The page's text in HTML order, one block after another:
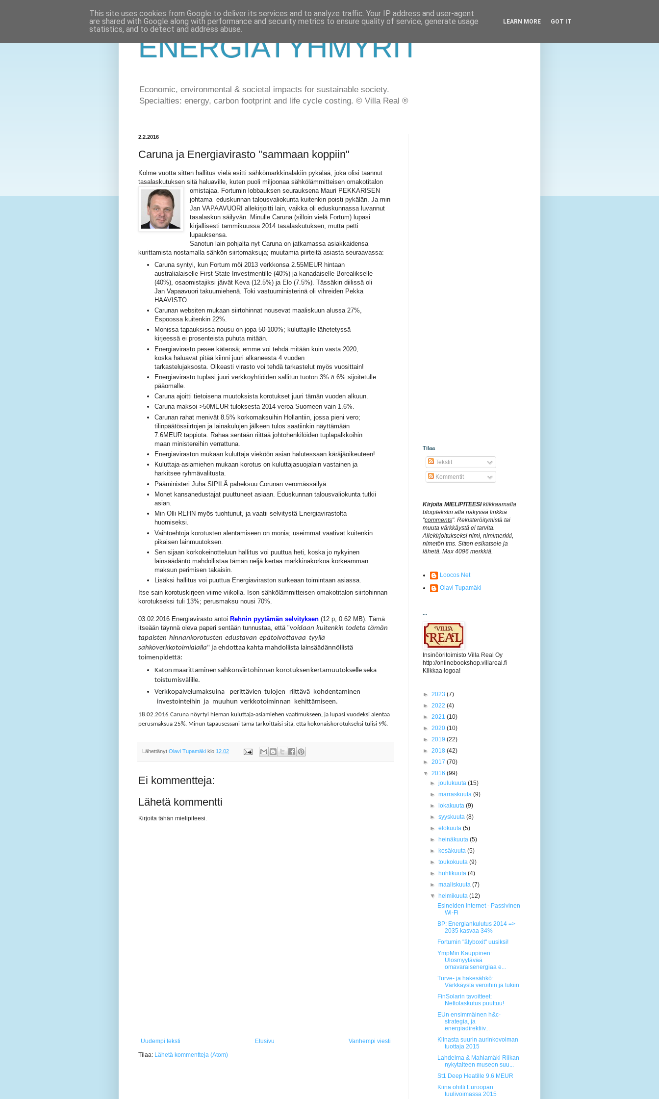
ENERGIATYHMYRIT
Economic, environmental & societal impacts for sustainable society.
Specialties: energy, carbon footprint and life cycle costing. © Villa Real ®
2.2.2016
Caruna ja Energiavirasto "sammaan koppiin"
Kolme vuotta sitten hallitus vielä esitti sähkömarkkinalakiin pykälää, joka olisi taannut
tasalaskutuksen sitä haluaville, kuten puoli miljoonaa sähkölämmitteisen omakotitalon
omistajaa. Fortumin lobbauksen seurauksena Mauri PEKKARISEN
johtama eduskunnan talousvaliokunta kuitenkin poisti pykälän. Ja min
Jan VAPAAVUORI allekirjoitti lain, vaikka oli eduskunnassa luvannut
tasalaskun säilyvän. Minulle Caruna (silloin vielä Fortum) lupasi
kirjallisesti tammikuussa 2014 tasalaskutuksen, mutta petti
lupauksensa.
Sanotun lain pohjalta nyt Caruna on jatkamassa asiakkaidensa
kurittamista nostamalla sähkön siirtomaksuja; muutamia piirteitä asiasta seuraavassa:
Caruna syntyi, kun Fortum möi 2013 verkkonsa 2.55MEUR hintaan
australialaiselle First State Investmentille (40%) ja kanadaiselle Borealikselle
(40%), osaomistajiksi jäivät Keva (12.5%) ja Elo (7.5%). Tässäkin diilissä oli
Jan Vapaavuori takuumiehenä. Toki vastuuministerinä oli vihreiden Pekka
HAAVISTO.
Carunan websiten mukaan siirtohinnat nousevat maaliskuun alussa 27%,
Espoossa kuitenkin 22%.
Monissa tapauksissa nousu on jopa 50-100%; kuluttajille lähetetyssä
kirjeessä ei prosenteista puhuta mitään.
Energiavirasto pesee kätensä; emme voi tehdä mitään kuin vasta 2020,
koska haluavat pitää kiinni juuri alkaneesta 4 vuoden
tarkastelujaksosta. Oikeasti virasto voi tehdä tarkastelut myös vuosittain!
Energiavirasto tuplasi juuri verkkoyhtiöiden sallitun tuoton 3% ð 6% sijoitetulle
pääomalle.
Caruna ajoitti tietoisena muutoksista korotukset juuri tämän vuoden alkuun.
Caruna maksoi >50MEUR tuloksesta 2014 veroa Suomeen vain 1.6%.
Carunan rahat menivät 8.5% korkomaksuihin Hollantiin, jossa pieni vero;
tilinpäätössiirtojen ja lainakulujen jälkeen tulos saatiinkin näyttämään
7.6MEUR tappiota. Rahaa sentään riittää johtohenkilöiden tuplapalkkoihin
maan ministereihin verrattuna.
Energiaviraston mukaan kuluttaja vieköön asian halutessaan käräjäoikeuteen!
Kuluttaja-asiamiehen mukaan korotus on kuluttajasuojalain vastainen ja
harkitsee ryhmävalitusta.
Pääministeri Juha SIPILÄ paheksuu Corunan veromässäilyä.
Monet kansanedustajat puuttuneet asiaan. Eduskunnan talousvaliokunta tutkii
asian.
Min Olli REHN myös tuohtunut, ja vaatii selvitystä Energiavirastolta
huomiseksi.
Vaihtoehtoja korotusten alentamiseen on monia; useimmat vaativat kuitenkin
pikaisen lainmuutoksen.
Sen sijaan korkokeinotteluun hallitus voi puuttua heti, koska jo nykyinen
lainsäädäntö mahdollistaa tämän neljä kertaa markkinakorkoa korkeamman
maksun perimisen takaisin.
Lisäksi hallitus voi puuttua Energiaviraston surkeaan toimintaan asiassa.
Itse sain korotuskirjeen viime viikolla. Ison sähkölämmitteisen omakotitalon siirtohinnan
korotukseksi tuli 13%; perusmaksu nousi 70%.
03.02.2016 Energiavirasto antoi Rehnin pyytämän selvityksen (12 p, 0.62 MB). Tämä
itseään täynnä oleva paperi sentään tunnustaa, että "voidaan kuitenkin todeta tämän
tapaisten hinnankorotusten edustavan epätoivottavaa tyyliä
sähköverkkotoimialalla" ja ehdottaa kahta mahdollista lainsäädännöllistä
toimenpidettä:
Katon määrittäminen sähkönsiirtohinnan korotuksen kertamuutokselle sekä
toistumisvälille.
Verkkopalvelumaksuina
perittävien tulojen riittävä kohdentaminen
inves­tointeihin ja muuhun verkkotoiminnan kehittämiseen.
18.02.2016 Caruna nöyrtyi hieman kuluttaja-asiamiehen vaatimukseen, ja lupasi vuodeksi alentaa
perusmaksua 25%. Minun tapausessani tämä tarkoittaisi sitä, että kokonaiskorotukseksi tulisi 9%.
Lähettänyt Olavi Tupamäki klo 12.02
Ei kommentteja:
Lähetä kommentti
Kirjoita tähän mielipiteesi.
Uudempi teksti Vanhempi viesti
Etusivu
Tilaa: Lähetä kommentteja (Atom)
Tilaa
Tekstit
Kommentit
Kirjoita MIELIPITEESIklikkaamalla
blogitekstin alla näkyvää linkkiä
"comments". Rekisteröitymistä tai
muuta värkkäystä ei tarvita.
Allekirjoitukseksi nimi, nimimerkki,
nimetön tms. Sitten esikatsele ja
lähetä. Max 4096 merkkiä.
Loocos Net
Olavi Tupamäki
...
Insinööritoimisto Villa Real Oy
http://onlinebookshop.villareal.fi
Klikkaa logoa!
► 2023 (7)
► 2022 (4)
► 2021 (10)
► 2020 (10)
► 2019 (22)
► 2018 (42)
► 2017 (70)
▼ 2016 (99)
►joulukuuta(15)
►marraskuuta(9)
►
lokakuuta(9)
►syyskuuta(8)
►elokuuta(5)
►
heinäkuuta(5)
►
kesäkuuta(5)
►toukokuuta(9)
►
huhtikuuta(4)
►maaliskuuta(7)
▼
helmikuuta(12)
Esineiden internet - Passivinen
Wi-Fi
BP: Energiankulutus 2014 =>
2035 kasvaa 34%
Fortumin "älyboxit" uusiksi!
YmpMin Kauppinen:
Ulosmyytävää
omavaraisenergiaa e...
Turve- ja hakesähkö:
Värkkäystä veroihin ja tukiin
FinSolarin tavoitteet:
Nettolaskutus puuttuu!
EUn ensimmäinen h&c-
strategia, ja
energiadirektiiv...
Kiinasta suurin aurinkovoiman
tuottaja 2015
Lahdelma & Mahlamäki Riikan
nykytaiteen museon suu...
St1 Deep Heatille 9.6 MEUR
Kiina ohitti Euroopan
tuulivoimassa 2015
This site uses cookies from Google to deliver its services and to analyze traffic. Your IP address and user-agent
are shared with Google along with performance and security metrics to ensure quality of service, generate usage
statistics, and to detect and address abuse.
LEARN MORE GOT IT